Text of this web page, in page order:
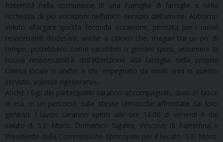
fraternità nella comunione di una Famiglia di famiglie e nella
ricchezza di più vocazioni nell’unico servizio dell’amore. Abbiamo
voluto allargare questa feconda occasione, pensata per i nuovi
responsabili diocesani, anche a coloro che, magari tra un po’ di
tempo, potrebbero come sacerdoti o giovani sposi, assumere la
nuova responsabilità dell’attenzione alla famiglia nella propria
Chiesa locale o anche a chi, impegnato da molti anni in questo
servizio, volesse rigenerarsi».
Anche i figli dei partecipanti saranno accompagnati, divisi in fasce
di età, in un percorso sulle stesse tematiche affrontate dai loro
genitori. I lavori saranno aperti alle ore 16.00 di venerdì 9 dal
saluto di S.E. Mons. Domenico Sigalini, Vescovo di Palestrina e
Presidente della Commissione Episcopale per il laicato. S.E. Mons.